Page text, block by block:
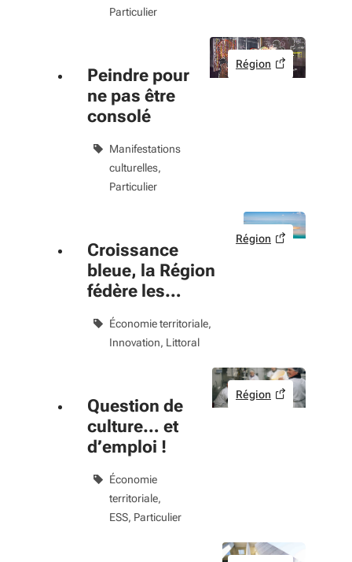
Particulier
Peindre pour
ne pas être
consolé
Manifestations
culturelles
Particulier
Région
Croissance
bleue, la Région
fédère les
acteurs du
secteur maritime
Économie territoriale
Innovation Littoral
Région
Question de
culture… et
d’emploi !
Économie
territoriale
ESS Particulier
Région